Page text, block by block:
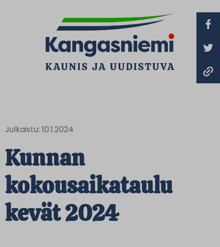
Julkaistu: 10.1.2024
Kunnan
kokousaikataulu
kevät 2024